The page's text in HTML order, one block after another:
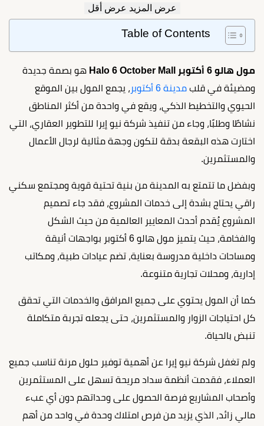
عرض المزيد عرض أقل
Table of Contents
مول هالو 6 أكتوبر Halo 6 October Mall
هو بصمة جديدة
ومضيئة في قلب مدينة 6 أكتوبر
، يجمع المول بين الموقع
الحيوي والتخطيط الذكي، ويقع في واحدة من أكثر المناطق
نشاطًا وطلبًا، وجاء من تنفيذ شركة نيو إيرا للتطوير العقاري، التي
اختارت هذه البقعة بدقة لتكون وجهة مثالية لرجال الأعمال
والمستثمرين.
وبفضل ما تتمتع به المدينة من بنية تحتية قوية ومجتمع سكني
راقي يحتاج بشدة إلى خدمات المشروع، فقد جاء تصميم
المشروع يُقدم أحدث المعايير العالمية من حيث الشكل
والفخامة، حيث يتميز مول هالو 6 أكتوبر بواجهات أنيقة
ومساحات داخلية مدروسة بعناية، تضم عيادات طبية، ومكاتب
إدارية، ومحلات تجارية متنوعة.
كما أن المول يحتوي على جميع المرافق والخدمات التي تحقق
كل احتياجات الزوار والمستثمرين، حتى يجعله تجربة متكاملة
تنبض بالحياة.
ولم تغفل شركة نيو إيرا عن أهمية توفير حلول مرنة تناسب جميع
العملاء، فقدمت أنظمة سداد مريحة تسهل على المستثمرين
وأصحاب المشاريع فرصة الحصول على وحداتهم دون أي عبء
مالي زائد، الذي يزيد من فرص امتلاك وحدة في واحد من أهم